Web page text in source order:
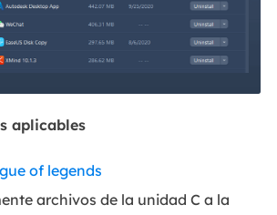
aplicables
of legends
archivos de la unidad C a la